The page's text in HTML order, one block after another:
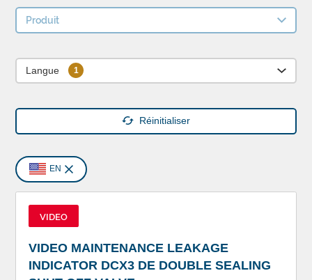
Produit
Langue
Réinitialiser
EN
VIDEO
VIDEO MAINTENANCE LEAKAGE
INDICATOR DCX3 DE DOUBLE SEALING